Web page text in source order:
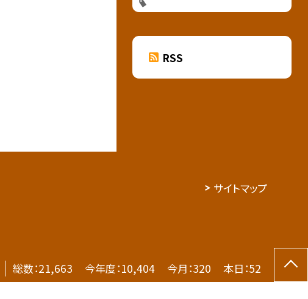
RSS
サイトマップ
総数：21,663 今年度：10,404 今月：320 本日：52